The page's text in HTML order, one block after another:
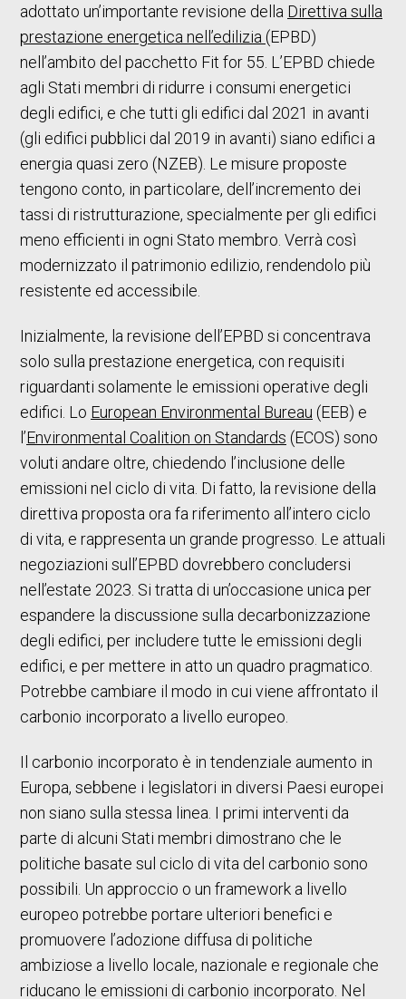
adottato un’importante revisione della Direttiva sulla
prestazione energetica nell’edilizia (EPBD)
nell’ambito del pacchetto Fit for 55. L’EPBD chiede
agli Stati membri di ridurre i consumi energetici
degli edifici, e che tutti gli edifici dal 2021 in avanti
(gli edifici pubblici dal 2019 in avanti) siano edifici a
energia quasi zero (NZEB). Le misure proposte
tengono conto, in particolare, dell’incremento dei
tassi di ristrutturazione, specialmente per gli edifici
meno efficienti in ogni Stato membro. Verrà così
modernizzato il patrimonio edilizio, rendendolo più
resistente ed accessibile.
Inizialmente, la revisione dell’EPBD si concentrava
solo sulla prestazione energetica, con requisiti
riguardanti solamente le emissioni operative degli
edifici. Lo European Environmental Bureau (EEB) e
l’Environmental Coalition on Standards (ECOS) sono
voluti andare oltre, chiedendo l’inclusione delle
emissioni nel ciclo di vita. Di fatto, la revisione della
direttiva proposta ora fa riferimento all’intero ciclo
di vita, e rappresenta un grande progresso. Le attuali
negoziazioni sull’EPBD dovrebbero concludersi
nell’estate 2023. Si tratta di un’occasione unica per
espandere la discussione sulla decarbonizzazione
degli edifici, per includere tutte le emissioni degli
edifici, e per mettere in atto un quadro pragmatico.
Potrebbe cambiare il modo in cui viene affrontato il
carbonio incorporato a livello europeo.
Il carbonio incorporato è in tendenziale aumento in
Europa, sebbene i legislatori in diversi Paesi europei
non siano sulla stessa linea. I primi interventi da
parte di alcuni Stati membri dimostrano che le
politiche basate sul ciclo di vita del carbonio sono
possibili. Un approccio o un framework a livello
europeo potrebbe portare ulteriori benefici e
promuovere l’adozione diffusa di politiche
ambiziose a livello locale, nazionale e regionale che
riducano le emissioni di carbonio incorporato. Nel